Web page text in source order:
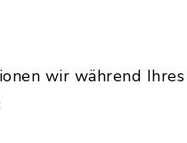
wir während Ihres